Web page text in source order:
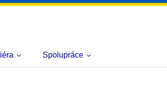
Spolupráce